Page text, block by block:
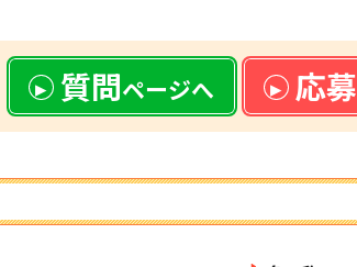
質問ページへ 応募